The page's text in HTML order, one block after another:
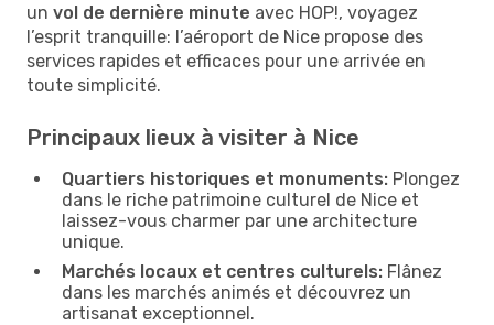
un vol de dernière minute avec HOP!, voyagez
l’esprit tranquille: l’aéroport de Nice propose des
services rapides et efficaces pour une arrivée en
toute simplicité.
Principaux lieux à visiter à Nice
Quartiers historiques et monuments: Plongez
dans le riche patrimoine culturel de Nice et
laissez-vous charmer par une architecture
unique.
Marchés locaux et centres culturels: Flânez
dans les marchés animés et découvrez un
artisanat exceptionnel.